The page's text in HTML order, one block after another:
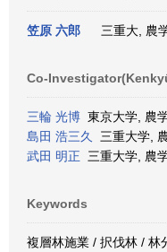
笠原 六郎 三重大, 農
Co-
三輪 光博 東京大学, 農
島田 浩三久
三重大学,
武田 明正 三重大学, 農
Keywords
複層林施業 / 択伐林 / 林